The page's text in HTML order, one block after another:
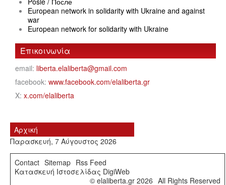
European network in solidarity with Ukraine and against
war
European network for solidarity with Ukraine
Επικοινωνία
email: liberta.elaliberta@gmail.com
facebook: www.facebook.com/elaliberta.gr
X: x.com/elaliberta
Αρχική
Παρασκευή, 7 Αύγουστος 2026
Contact Sitemap Rss Feed
Κατασκευή Ιστοσελίδας DigiWeb
© elaliberta.gr 2026 All Rights Reserved